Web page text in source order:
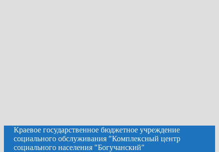
Краевое государственное бюджетное учреждение
социального обслуживания "Комплексный центр
социального населения "Богучанский"